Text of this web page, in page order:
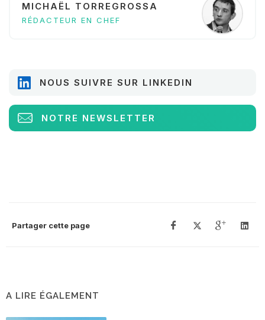
MICHAËL TORREGROSSA
RÉDACTEUR EN CHEF
NOUS SUIVRE SUR LINKEDIN
NOTRE NEWSLETTER
Partager cette page
A LIRE ÉGALEMENT